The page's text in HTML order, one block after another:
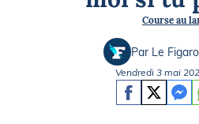
Course au
Par Le
Vendredi 3 mai